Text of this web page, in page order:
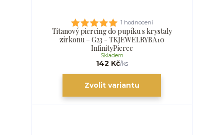
1 hodnocení
Titanový piercing do pupíku s krystaly
zirkonu – G23 - TKJEWELRYBA10
InfinityPierce
142 Kč/ks
Skladem
Zvolit variantu